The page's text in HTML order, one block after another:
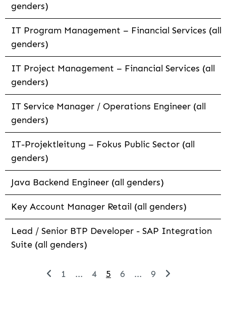
genders)
IT Program Management – Financial Services (all
genders)
IT Project Management – Financial Services (all
genders)
IT Service Manager / Operations Engineer (all
genders)
IT-Projektleitung – Fokus Public Sector (all
genders)
Java Backend Engineer (all genders)
Key Account Manager Retail (all genders)
Lead / Senior BTP Developer - SAP Integration
Suite (all genders)
1 ... 4 5 6 ... 9